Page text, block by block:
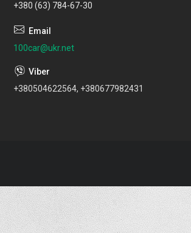
+380 (63) 784-67-30
100car@ukr.net
+380504622564, +380677982431